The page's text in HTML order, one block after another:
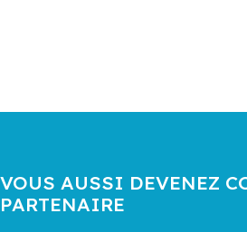
VOUS AUSSI DEVENEZ
PARTENAIRE